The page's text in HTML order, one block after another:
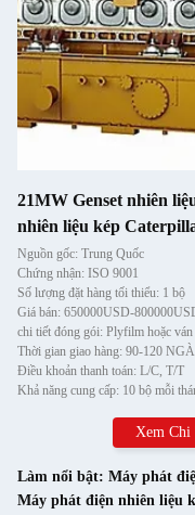
21MW Genset nhiên
nhiên liệu kép
Nguồn gốc: Trung Quốc
Chứng nhận: ISO 9001
Số lượng đặt hàng tối thiểu: 1 bộ
Giá bán: 650000USD-
chi tiết đóng gói: Plyfilm hoặc
Thời gian giao hàng: 90-120
Điều khoản thanh toán: L/C, T/T
Khả năng cung cấp: 10 bộ mỗi
Xem Chi
Làm nổi bật: Máy phát
Máy phát điện nhiên liệu